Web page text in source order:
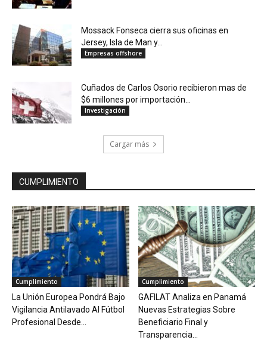
Mossack Fonseca cierra sus oficinas en
Jersey, Isla de Man y...
Empresas offshore
Cuñados de Carlos Osorio recibieron mas de
$6 millones por importación...
Investigación
Cargar más
CUMPLIMIENTO
Cumplimiento
La Unión Europea Pondrá Bajo
Vigilancia Antilavado Al Fútbol
Profesional Desde...
Cumplimiento
GAFILAT Analiza en Panamá
Nuevas Estrategias Sobre
Beneficiario Final y
Transparencia...